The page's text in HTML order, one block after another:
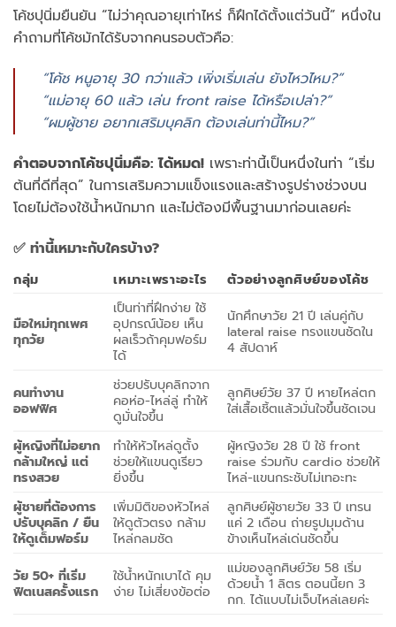
โค้ชปุนิ่มยืนยัน “ไม่ว่าคุณอายุเท่าไหร่ ก็ฝึกได้ตั้งแต่วันนี้” หนึ่งใน
คำถามที่โค้ชมักได้รับจากคนรอบตัวคือ:
“โค้ช หนูอายุ 30 กว่าแล้ว เพิ่งเริ่มเล่น ยังไหวไหม?”
“แม่อายุ 60 แล้ว เล่น front raise ได้หรือเปล่า?”
“ผมผู้ชาย อยากเสริมบุคลิก ต้องเล่นท่านี้ไหม?”
คำตอบจากโค้ชปุนิ่มคือ: ได้หมด! เพราะท่านี้เป็นหนึ่งในท่า “เริ่ม
ต้นที่ดีที่สุด” ในการเสริมความแข็งแรงและสร้างรูปร่างช่วงบน
โดยไม่ต้องใช้น้ำหนักมาก และไม่ต้องมีพื้นฐานมาก่อนเลยค่ะ
✅ ท่านี้เหมาะกับใครบ้าง?
กลุ่ม เหมาะเพราะอะไร ตัวอย่างลูกศิษย์ของโค้ช
มือใหม่ทุกเพศ
ทุกวัย
เป็นท่าที่ฝึกง่าย ใช้
อุปกรณ์น้อย เห็น
ผลเร็วถ้าคุมฟอร์ม
ได้
นักศึกษาวัย 21 ปี เล่นคู่กับ
lateral raise ทรงแขนชัดใน
4 สัปดาห์
คนทำงาน
ออฟฟิศ
ช่วยปรับบุคลิกจาก
คอห่อ-ไหล่ลู่ ทำให้
ดูมั่นใจขึ้น
ลูกศิษย์วัย 37 ปี หายไหล่ตก
ใส่เสื้อเชิ้ตแล้วมั่นใจขึ้นชัดเจน
ผู้หญิงที่ไม่อยาก
กล้ามใหญ่ แต่
ทรงสวย
ทำให้หัวไหล่ดูตั้ง
ช่วยให้แขนดูเรียว
ยิ่งขึ้น
ผู้หญิงวัย 28 ปี ใช้ front
raise ร่วมกับ cardio ช่วยให้
ไหล่-แขนกระชับไม่เทอะทะ
ผู้ชายที่ต้องการ
ปรับบุคลิก / ยืน
ให้ดูเต็มฟอร์ม
เพิ่มมิติของหัวไหล่
ให้ดูตัวตรง กล้าม
ไหล่กลมชัด
ลูกศิษย์ผู้ชายวัย 33 ปี เทรน
แค่ 2 เดือน ถ่ายรูปมุมด้าน
ข้างเห็นไหล่เด่นชัดขึ้น
วัย 50+ ที่เริ่ม
ฟิตเนสครั้งแรก
ใช้น้ำหนักเบาได้ คุม
ง่าย ไม่เสี่ยงข้อต่อ
แม่ของลูกศิษย์วัย 58 เริ่ม
ด้วยน้ำ 1 ลิตร ตอนนี้ยก 3
กก. ได้แบบไม่เจ็บไหล่เลยค่ะ